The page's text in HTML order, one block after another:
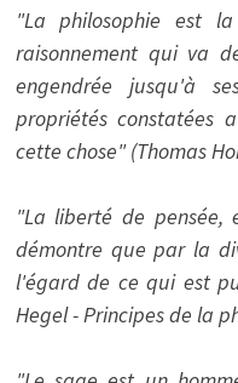
"La philosophie est
raisonnement qui va
engendrée jusqu'à
propriétés constatées
cette chose" (Thomas
"La liberté de
démontre que par la
l'égard de ce qui est
Hegel - Principes de la